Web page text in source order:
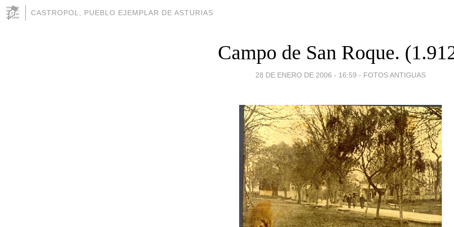
CASTROPOL, PUEBLO EJEMPLAR DE ASTURIAS
Campo de San Roque.
28 DE ENERO DE 2006 - 16:59 - FOTOS ANTIGUAS